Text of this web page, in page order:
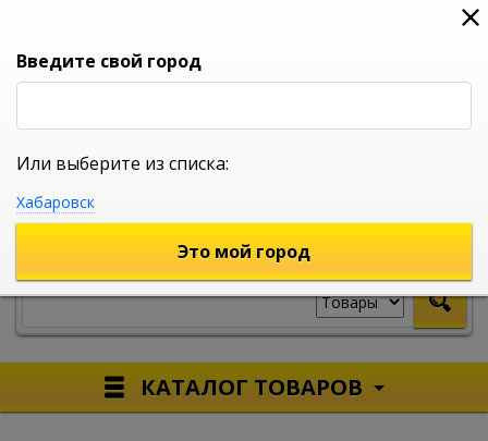
0
УНИВЕРСАЛЬНЫЙ ИНТЕРНЕТ МАГАЗИН
КАТАЛОГ ТОВАРОВ
Введите свой город
Или выберите из списка:
Хабаровск
Это мой город